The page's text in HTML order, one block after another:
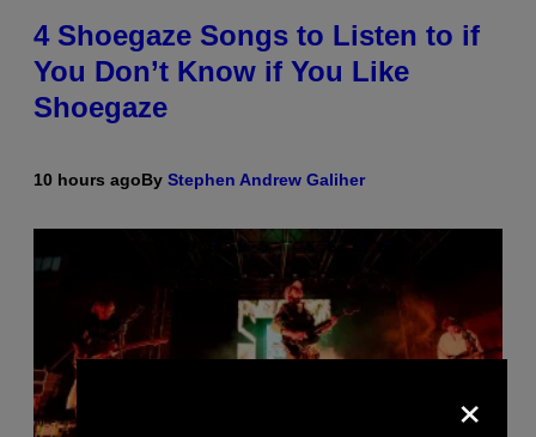
4 Shoegaze Songs to Listen to if
You Don’t Know if You Like
Shoegaze
10 hours agoBy Stephen Andrew Galiher
×